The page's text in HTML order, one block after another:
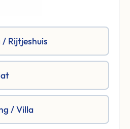
Rijtjeshuis
/ Villa